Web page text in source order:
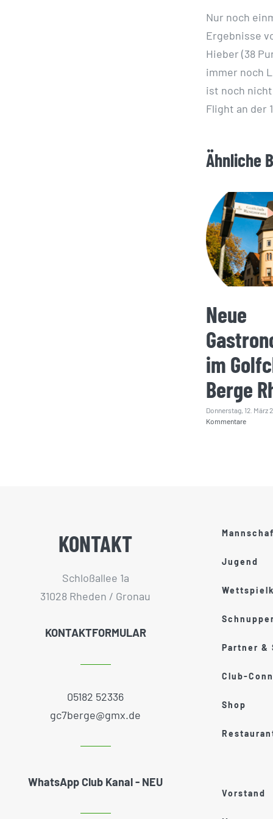
Nur noch
Ergebnisse
Hieber (38
immer noch
ist noch
Flight an der
Ähnliche
Neue
im
Berge
Donnerstag, 12. März
Kommentare
KONTAKT
Schloßallee 1a
31028 Rheden / Gronau
KONTAKTFORMULAR
05182 52336
gc7berge@gmx.de
WhatsApp Club Kanal - NEU
Jugend
Partner &
Club-
Shop
Vorstand